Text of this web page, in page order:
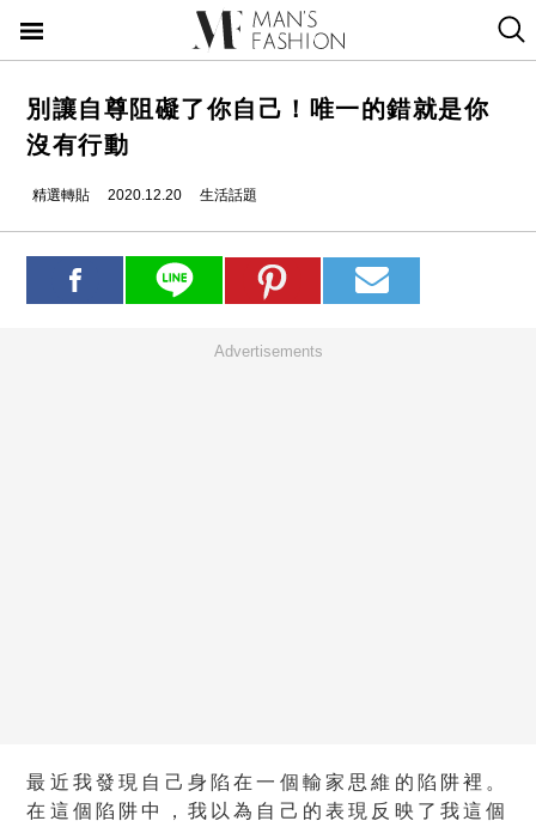
別讓自尊阻礙了你自己！唯一的錯就是你
沒有行動
精選轉貼 2020.12.20 生活話題
Advertisements
最近我發現自己身陷在一個輸家思維的陷阱裡。
在這個陷阱中，我以為自己的表現反映了我這個